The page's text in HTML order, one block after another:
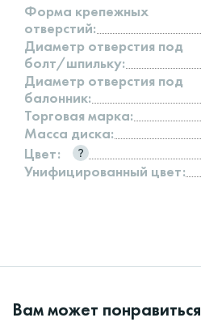
Форма крепежных
отверстий:
Диаметр отверстия под
болт/шпильку:
Диаметр отверстия под
балонник:
Торговая марка:
Масса диска:
Цвет:
Унифицированный цвет:
Вам может понравиться